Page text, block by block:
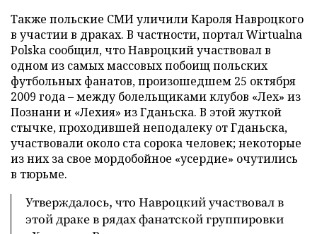
Также польские СМИ уличили Кароля Навроцкого
в участии в драках. В частности, портал Wirtualna
Polska сообщил, что Навроцкий участвовал в
одном из самых массовых побоищ польских
футбольных фанатов, произошедшем 25 октября
2009 года – между болельщиками клубов «Лех» из
Познани и «Лехия» из Гданьска. В этой жуткой
стычке, проходившей неподалеку от Гданьска,
участвовали около ста сорока человек; некоторые
из них за свое мордобойное «усердие» очутились
в тюрьме.
Утверждалось, что Навроцкий участвовал в
этой драке в рядах фанатской группировки